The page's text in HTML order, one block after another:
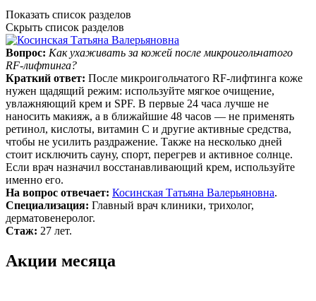
Показать список разделов
Скрыть список разделов
Вопрос: Как ухаживать за кожей после микроигольчатого
RF-лифтинга?
Краткий ответ: После микроигольчатого RF-лифтинга коже
нужен щадящий режим: используйте мягкое очищение,
увлажняющий крем и SPF. В первые 24 часа лучше не
наносить макияж, а в ближайшие 48 часов — не применять
ретинол, кислоты, витамин C и другие активные средства,
чтобы не усилить раздражение. Также на несколько дней
стоит исключить сауну, спорт, перегрев и активное солнце.
Если врач назначил восстанавливающий крем, используйте
именно его.
На вопрос отвечает: Косинская Татьяна Валерьяновна.
Специализация: Главный врач клиники, трихолог,
дерматовенеролог.
Стаж: 27 лет.
Акции месяца